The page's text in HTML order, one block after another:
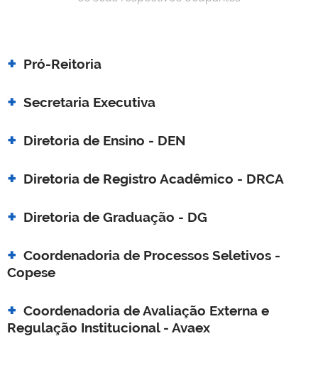
Pró-Reitoria
Secretaria Executiva
Diretoria de Ensino - DEN
Diretoria de Registro Acadêmico - DRCA
Diretoria de Graduação - DG
Coordenadoria de Processos Seletivos -
Copese
Coordenadoria de Avaliação Externa e
Regulação Institucional - Avaex